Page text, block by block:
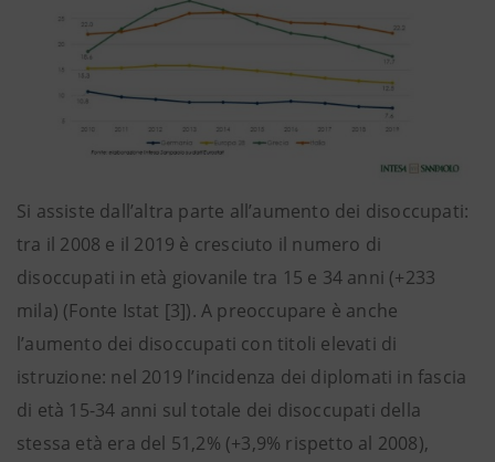
Si assiste dall’altra parte all’aumento dei disoccupati:
tra il 2008 e il 2019 è cresciuto il numero di
disoccupati in età giovanile tra 15 e 34 anni (+233
mila) (Fonte Istat [3]). A preoccupare è anche
l’aumento dei disoccupati con titoli elevati di
istruzione: nel 2019 l’incidenza dei diplomati in fascia
di età 15-34 anni sul totale dei disoccupati della
stessa età era del 51,2% (+3,9% rispetto al 2008),